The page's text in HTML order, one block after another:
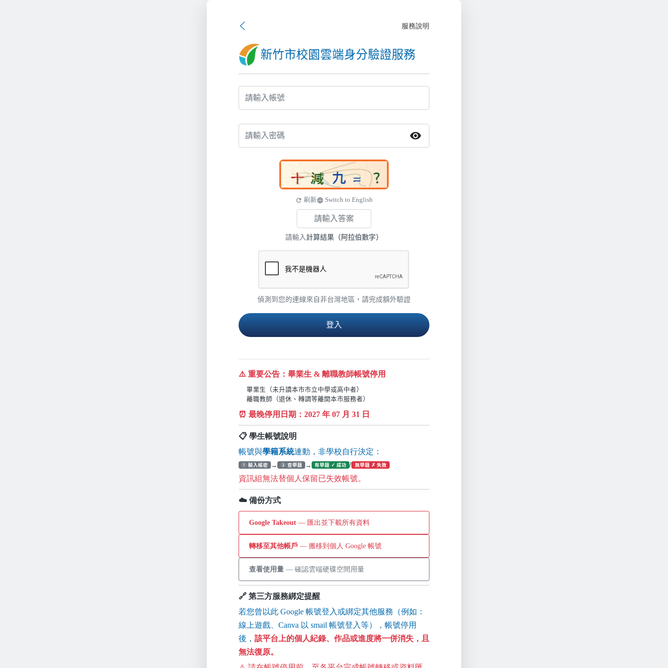
服務說明
新竹市校園雲端身分驗證服務
visibility
refresh 刷新language Switch to English
請輸入計算結果（阿拉伯數字）
偵測到您的連線來自非台灣地區，請完成額外驗證
⚠️ 重要公告：畢業生 & 離職教師帳號停用
畢業生（未升讀本市市立中學或高中者）
離職教師（退休、轉調等離開本市服務者）
⏰ 最晚停用日期： 2027 年 07 月 31 日
📋 學生帳號說明
帳號與學籍系統連動，非學校自行決定：
① 輸入帳密 → ② 查學籍 → 有學籍 ✓ 成功 / 無學籍 ✗ 失敗
資訊組無法替個人保留已失效帳號。
☁️ 備份方式
Google Takeout — 匯出並下載所有資料
轉移至其他帳戶 — 搬移到個人 Google 帳號
查看使用量 — 確認雲端硬碟空間用量
🔗 第三方服務綁定提醒
若您曾以此 Google 帳號登入或綁定其他服務（例如：
線上遊戲、Canva 以 smail 帳號登入等），帳號停用
後， 該平台上的個人紀錄、作品或進度將一併消失，且
無法復原。